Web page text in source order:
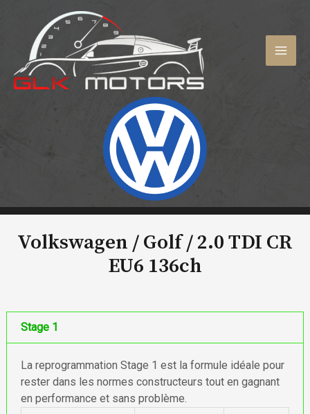
contenu
Volkswagen / Golf /2.0 TDI CR
EU6 136ch
Stage 1
La reprogrammation Stage 1 est la formule idéale pour
rester dans les normes constructeurs tout en gagnant
en performance et sans problème.